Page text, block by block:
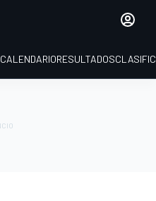
CALENDARIORESULTADOS